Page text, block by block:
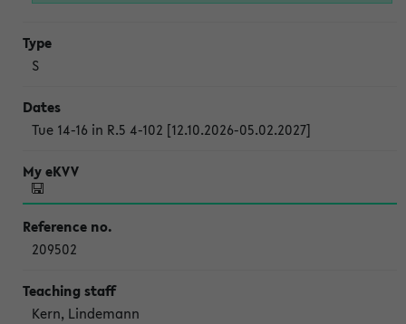
S
Tue 14-16 in R.5 4-102 [12.10.2026-05.02.2027]
209502
Kern, Lindemann